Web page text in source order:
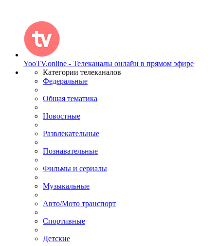
YooTV.online - Телеканалы онлайн в прямом эфире
Категории телеканалов
Федеральные
Общая тематика
Новостные
Развлекательные
Познавательные
Фильмы и сериалы
Музыкальные
Авто/Мото транспорт
Спортивные
Детские